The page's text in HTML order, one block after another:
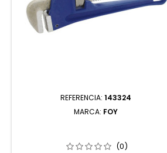
REFERENCIA: 143324
MARCA: FOY
(0)